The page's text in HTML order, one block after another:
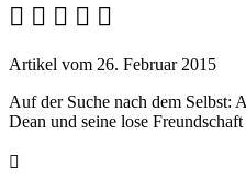
    
Artikel vom 26. Februar 2015
Auf der Suche nach dem Selbst:
Dean und seine lose
